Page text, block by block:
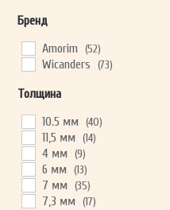
темно-коричневый
Бренд
Amorim
(52)
Wicanders (73)
Толщина
10.5 мм
(40)
11,5 мм (14)
4 мм (9)
6 мм (13)
7 мм (35)
7,3 мм (17)